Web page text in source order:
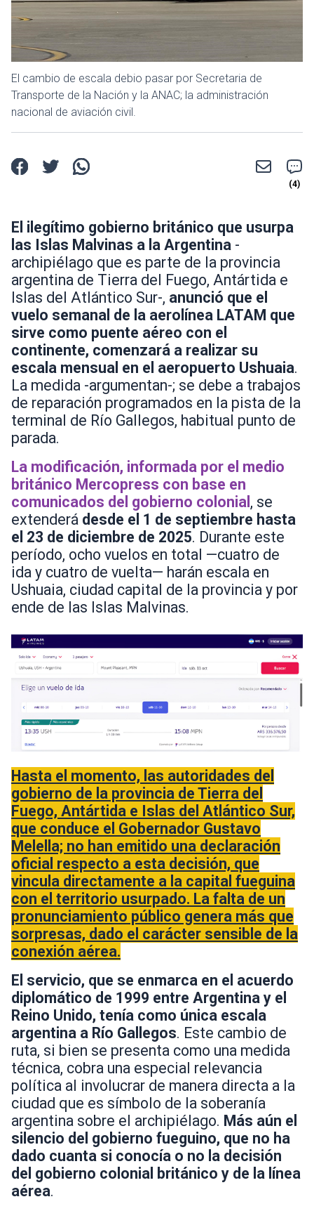
El cambio de escala debio pasar por Secretaria de
Transporte de la Nación y la ANAC; la administración
nacional de aviación civil.
El ilegítimo gobierno británico que usurpa
las Islas Malvinas a la Argentina -
archipiélago que es parte de la provincia
argentina de Tierra del Fuego, Antártida e
Islas del Atlántico Sur-, anunció que el
vuelo semanal de la aerolínea LATAM que
sirve como puente aéreo con el
continente, comenzará a realizar su
escala mensual en el aeropuerto Ushuaia.
La medida -argumentan-; se debe a trabajos
de reparación programados en la pista de la
terminal de Río Gallegos, habitual punto de
parada.
La modificación, informada por el medio
británico Mercopress con base en
comunicados del gobierno colonial , se
extenderá desde el 1 de septiembre hasta
el 23 de diciembre de 2025. Durante este
período, ocho vuelos en total —cuatro de
ida y cuatro de vuelta— harán escala en
Ushuaia, ciudad capital de la provincia y por
ende de las Islas Malvinas.
Hasta el momento, las autoridades del
gobierno de la provincia de Tierra del
Fuego, Antártida e Islas del Atlántico Sur,
que conduce el Gobernador Gustavo
Melella; no han emitido una declaración
oficial respecto a esta decisión, que
vincula directamente a la capital fueguina
con el territorio usurpado. La falta de un
pronunciamiento público genera más que
sorpresas, dado el carácter sensible de la
conexión aérea.
El servicio, que se enmarca en el acuerdo
diplomático de 1999 entre Argentina y el
Reino Unido, tenía como única escala
argentina a Río Gallegos. Este cambio de
ruta, si bien se presenta como una medida
técnica, cobra una especial relevancia
política al involucrar de manera directa a la
ciudad que es símbolo de la soberanía
argentina sobre el archipiélago. Más aún el
silencio del gobierno fueguino, que no ha
dado cuanta si conocía o no la decisión
del gobierno colonial británico y de la línea
aérea.